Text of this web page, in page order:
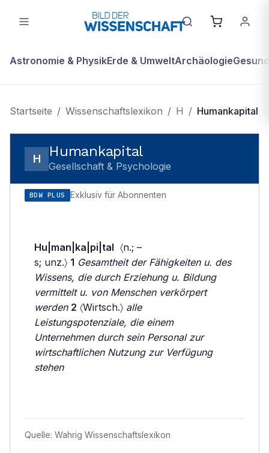
Astronomie & PhysikErde & UmweltArchäologie
Startseite / Wissenschaftslexikon / H / Humankapital
H Humankapital
Gesellschaft & Psychologie
BDW PLUS Exklusiv für Abonnenten
Hu|man|ka|pi|tal 〈n.; –
s; unz.〉 1 Gesamtheit der Fähigkeiten u. des
Wissens, die durch Erziehung u. Bildung
vermittelt u. von Menschen verkörpert
werden 2 〈Wirtsch.〉 alle
Leistungspotenziale, die einem
Unternehmen durch sein Personal zur
wirtschaftlichen Nutzung zur Verfügung
stehen
Quelle: Wahrig Wissenschaftslexikon